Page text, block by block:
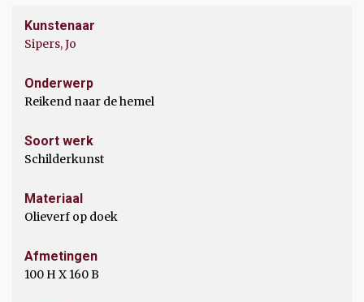
Kunstenaar
Sipers, Jo
Onderwerp
Reikend naar de hemel
Soort werk
Schilderkunst
Materiaal
Olieverf op doek
Afmetingen
100 H X 160 B